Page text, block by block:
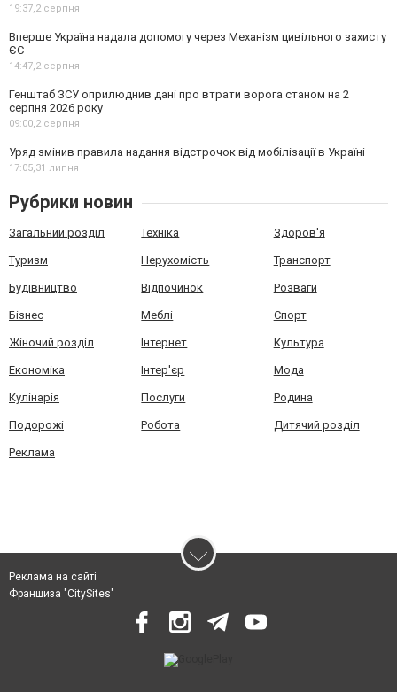
19:37,2 серпня
Вперше Україна надала допомогу через Механізм цивільного захисту
ЄС
14:47,2 серпня
Генштаб ЗСУ оприлюднив дані про втрати ворога станом на 2
серпня 2026 року
09:00,2 серпня
Уряд змінив правила надання відстрочок від мобілізації в Україні
17:05,31 липня
Рубрики новин
Загальний розділ Техніка Здоров'я
Туризм Нерухомість Транспорт
Будівництво Відпочинок Розваги
Бізнес Меблі Спорт
Жіночий розділ Інтернет Культура
Економіка Інтер'єр Мода
Кулінарія Послуги Родина
Подорожі Робота Дитячий розділ
Реклама
Реклама на сайті
Франшиза "CitySites"